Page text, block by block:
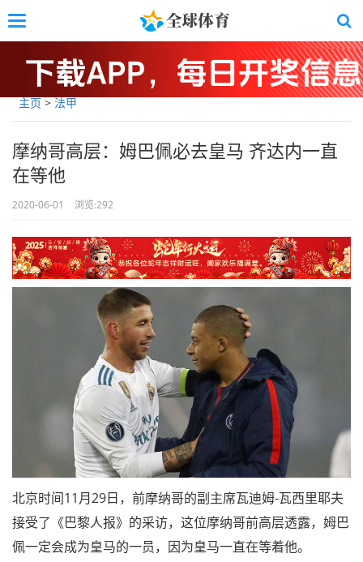
to
main
Toggle
主页>法甲
摩纳哥高层：姆巴佩必去皇马 齐达内一直
在等他
2020-06-01 浏览:292
北京时间11月29日，前摩纳哥的副主席瓦迪姆-瓦西里耶夫
接受了《巴黎人报》的采访，这位摩纳哥前高层透露，姆巴
佩一定会成为皇马的一员，因为皇马一直在等着他。